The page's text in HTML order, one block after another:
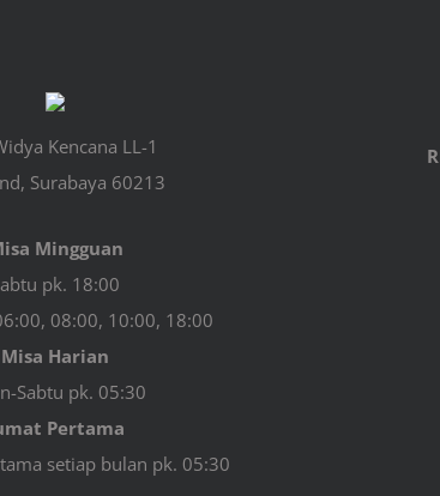
Kencana LL-1
Surabaya 60213
Mingguan
pk. 18:00
08:00, 10:00, 18:00
Misa Harian
Sabtu pk. 05:30
Pertama
setiap bulan pk. 05:30